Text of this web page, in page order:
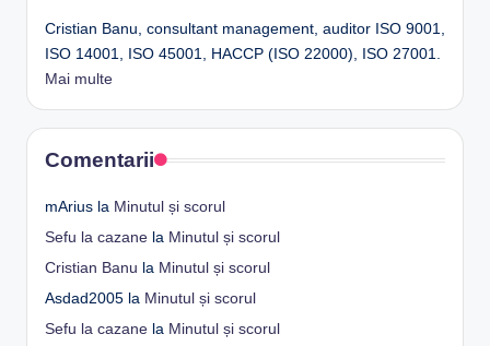
Cristian Banu, consultant management, auditor ISO 9001,
ISO 14001, ISO 45001, HACCP (ISO 22000), ISO 27001.
Mai multe
Comentarii
mArius la Minutul și scorul
Sefu la cazane la Minutul și scorul
Cristian Banu la Minutul și scorul
Asdad2005 la Minutul și scorul
Sefu la cazane la Minutul și scorul